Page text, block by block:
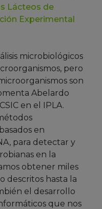
Lácteos de
Experimental
microbiológicos
pero
son
Abelardo
en el IPLA.
en
para detectar y
en la
obtener miles
descritos hasta la
el desarrollo
que nos